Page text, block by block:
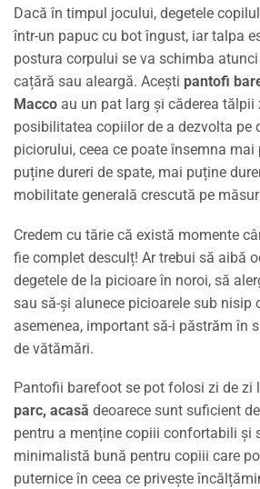
Dacă în timpul jocului, degetele
într-un papuc cu bot îngust, iar talpa
postura corpului se va schimba
cațără sau aleargă. Acești pantofi
Macco au un pat larg și căderea tălpii
posibilitatea copiilor de a dezvolta pe
piciorului, ceea ce poate însemna mai
puține dureri de spate, mai puține
mobilitate generală crescută pe
Credem cu tărie că există momente
fie complet desculț! Ar trebui să aibă
degetele de la picioare în noroi, să
sau să-și alunece picioarele sub nisip
asemenea, important să-i păstrăm în
de vătămări.
Pantofii barefoot se pot folosi zi de zi
parc, acasă deoarece sunt suficient de
pentru a menține copiii confortabili și
minimalistă bună pentru copiii care
puternice în ceea ce privește